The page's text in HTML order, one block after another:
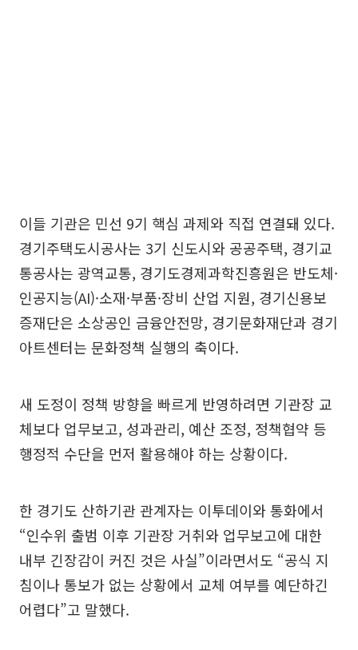
이들 기관은 민선 9기 핵심 과제와 직접 연결돼 있다.
경기주택도시공사는 3기 신도시와 공공주택, 경기교
통공사는 광역교통, 경기도경제과학진흥원은 반도체·
인공지능(AI)·소재·부품·장비 산업 지원, 경기신용보
증재단은 소상공인 금융안전망, 경기문화재단과 경기
아트센터는 문화정책 실행의 축이다.
새 도정이 정책 방향을 빠르게 반영하려면 기관장 교
체보다 업무보고, 성과관리, 예산 조정, 정책협약 등
행정적 수단을 먼저 활용해야 하는 상황이다.
한 경기도 산하기관 관계자는 이투데이와 통화에서
“인수위 출범 이후 기관장 거취와 업무보고에 대한
내부 긴장감이 커진 것은 사실”이라면서도 “공식 지
침이나 통보가 없는 상황에서 교체 여부를 예단하긴
어렵다”고 말했다.